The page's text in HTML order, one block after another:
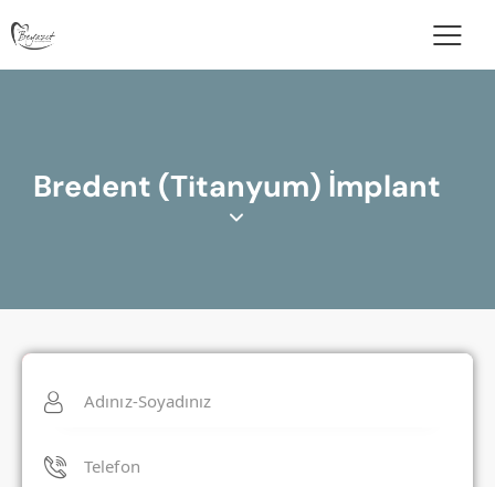
Bredent (Titanyum) İmplant